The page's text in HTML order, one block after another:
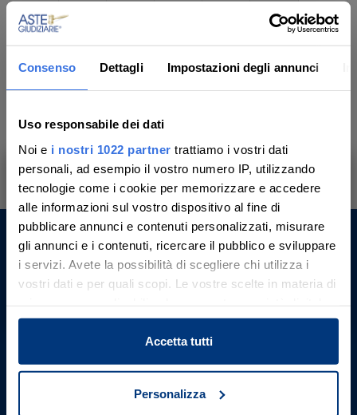
Consenso Dettagli Impostazioni degli annunci
Uso responsabile dei dati
Noi e i nostri 1022 partner trattiamo i vostri dati
personali, ad esempio il vostro numero IP, utilizzando
tecnologie come i cookie per memorizzare e accedere
alle informazioni sul vostro dispositivo al fine di
pubblicare annunci e contenuti personalizzati, misurare
gli annunci e i contenuti, ricercare il pubblico e sviluppare
i servizi. Avete la possibilità di scegliere chi utilizza i
vostri dati e per quali scopi. Le vostre scelte in materia di
in cui avete effettuato le vostre scelte. È possibile
modificare o revocare il proprio consenso in qualsiasi
momento dalla Dichiarazione sui cookie o facendo clic
Accetta tutti
Personalizza
2 7 8
9 10 11 12 13 14
16 17 18
23 25
30 31
Aste Giudiziarie Inlinea S.p.A.
Scali d’Azeglio, 2/6
P. IVA 01301540496
Codice Unico Fatturazione: M5UXCR1
Telefono: +39 0586 20141
Ti aiutiamo a trovare, comprendere e
partecipare all’asta in sicurezza.
Con noi, passo dopo passo.
Scopri il servizio